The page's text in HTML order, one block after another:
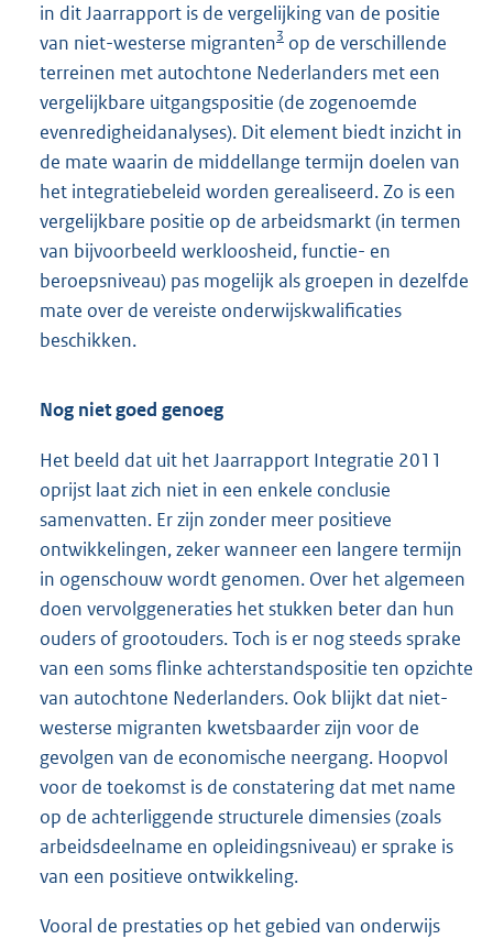
in dit Jaarrapport is de vergelijking van de positie
van niet-westerse migranten3 op de verschillende
terreinen met autochtone Nederlanders met een
vergelijkbare uitgangspositie (de zogenoemde
evenredigheidanalyses). Dit element biedt inzicht in
de mate waarin de middellange termijn doelen van
het integratiebeleid worden gerealiseerd. Zo is een
vergelijkbare positie op de arbeidsmarkt (in termen
van bijvoorbeeld werkloosheid, functie- en
beroepsniveau) pas mogelijk als groepen in dezelfde
mate over de vereiste onderwijskwalificaties
beschikken.
Nog niet goed genoeg
Het beeld dat uit het Jaarrapport Integratie 2011
oprijst laat zich niet in een enkele conclusie
samenvatten. Er zijn zonder meer positieve
ontwikkelingen, zeker wanneer een langere termijn
in ogenschouw wordt genomen. Over het algemeen
doen vervolggeneraties het stukken beter dan hun
ouders of grootouders. Toch is er nog steeds sprake
van een soms flinke achterstandspositie ten opzichte
van autochtone Nederlanders. Ook blijkt dat niet-
westerse migranten kwetsbaarder zijn voor de
gevolgen van de economische neergang. Hoopvol
voor de toekomst is de constatering dat met name
op de achterliggende structurele dimensies (zoals
arbeidsdeelname en opleidingsniveau) er sprake is
van een positieve ontwikkeling.
Vooral de prestaties op het gebied van onderwijs